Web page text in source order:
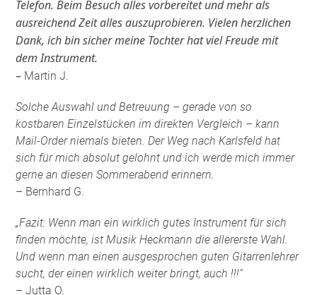
Telefon. Beim Besuch alles vorbereitet und mehr als
ausreichend Zeit alles auszuprobieren. Vielen herzlichen
Dank, ich bin sicher meine Tochter hat viel Freude mit
dem Instrument.
– Martin J.
Solche Auswahl und Betreuung – gerade von so
kostbaren Einzelstücken im direkten Vergleich – kann
Mail-Order niemals bieten. Der Weg nach Karlsfeld hat
sich für mich absolut gelohnt und ich werde mich immer
gerne an diesen Sommerabend erinnern.
– Bernhard G.
„Fazit: Wenn man ein wirklich gutes Instrument für sich
finden möchte, ist Musik Heckmann die allererste Wahl.
Und wenn man einen ausgesprochen guten Gitarrenlehrer
sucht, der einen wirklich weiter bringt, auch !!!“
– Jutta O.